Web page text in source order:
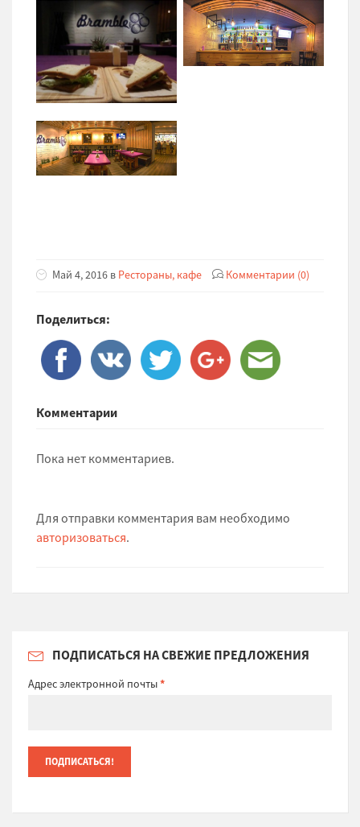
Май 4, 2016 в Рестораны, кафе Комментарии (0)
Поделиться:
Комментарии
Пока нет комментариев.
Для отправки комментария вам необходимо
авторизоваться.
ПОДПИСАТЬСЯ НА СВЕЖИЕ ПРЕДЛОЖЕНИЯ
Адрес электронной почты*